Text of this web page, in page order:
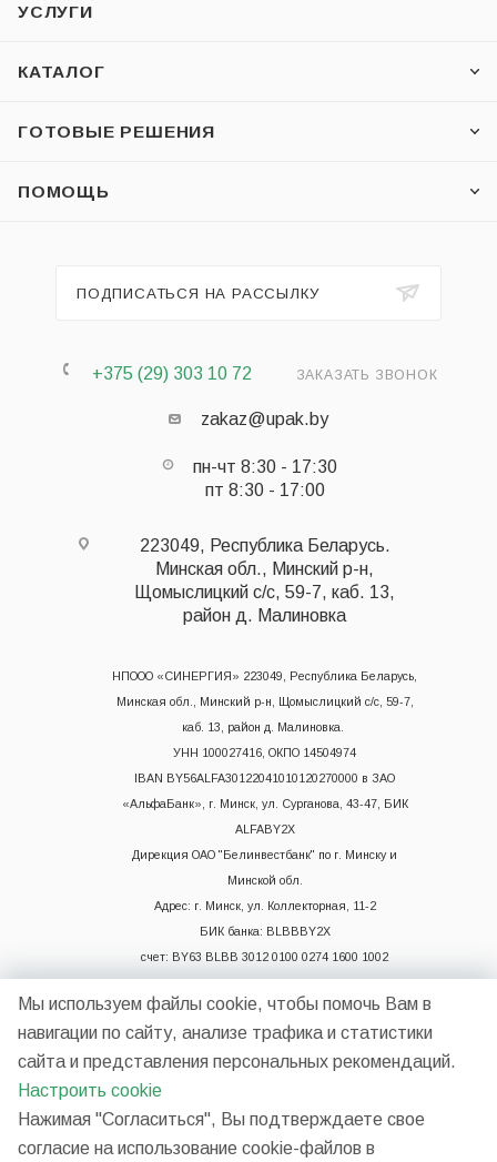
УСЛУГИ
КАТАЛОГ
ГОТОВЫЕ РЕШЕНИЯ
ПОМОЩЬ
ПОДПИСАТЬСЯ НА РАССЫЛКУ
+375 (29) 303 10 72 ЗАКАЗАТЬ ЗВОНОК
zakaz@upak.by
пн-чт 8:30 - 17:30
пт 8:30 - 17:00
223049, Республика Беларусь.
Минская обл., Минский р-н,
Щомыслицкий с/с, 59-7, каб. 13,
район д. Малиновка
НПООО «СИНЕРГИЯ» 223049, Республика Беларусь,
Минская обл., Минский р-н, Щомыслицкий с/с, 59-7,
каб. 13, район д. Малиновка.
УНН 100027416, ОКПО 14504974
IBAN BY56ALFA30122041010120270000 в ЗАО
«АльфаБанк», г. Минск, ул. Сурганова, 43-47, БИК
ALFABY2X
Дирекция ОАО "Белинвестбанк" по г. Минску и
Минской обл.
Адрес: г. Минск, ул. Коллекторная, 11-2
БИК банка: BLBBBY2X
счет: BY63 BLBB 3012 0100 0274 1600 1002
2026 © НП ООО "Синергия"
Мы используем файлы cookie, чтобы помочь Вам в
навигации по сайту, анализе трафика и статистики
сайта и представления персональных рекомендаций.
Настроить cookie
Нажимая "Согласиться", Вы подтверждаете свое
согласие на использование cookie-файлов в